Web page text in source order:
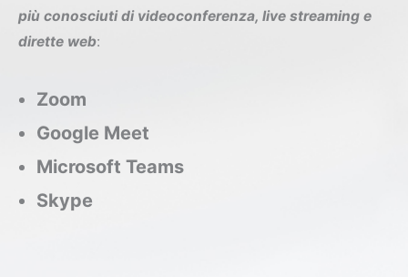
più conosciutidi videoconferenza, live streaming e
dirette web:
Zoom
Google Meet
Microsoft Teams
Skype